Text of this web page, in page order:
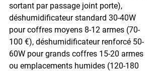
sortant par passage joint porte),
déshumidificateur standard 30-40W
pour coffres moyens 8-12 armes (70-
100 €), déshumidificateur renforcé 50-
60W pour grands coffres 15-20 armes
ou emplacements humides (120-180